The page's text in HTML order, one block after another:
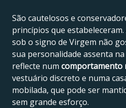
São cautelosos e
princípios que estabeleceram.
sob o signo de Virgem não
sua personalidade assenta na
reflecte num comportamento
vestuário discreto e numa
mobilada, que pode ser
sem grande esforço.